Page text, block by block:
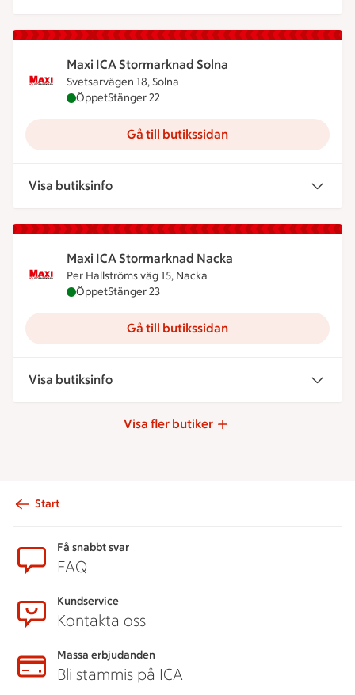
Maxi ICA Stormarknad Solna
Svetsarvägen 18, Solna
Maxi ICA Stormarknad Solna är öppen nu,
ÖppetStänger 22
Gå till butikssidan
Visa butiksinfo
Maxi ICA Stormarknad Nacka
Per Hallströms väg 15, Nacka
Maxi ICA Stormarknad Nacka är öppen nu,
ÖppetStänger 23
Gå till butikssidan
Visa butiksinfo
Visa fler butiker
Start
Få snabbt svar
FAQ
Kundservice
Kontakta oss
Massa erbjudanden
Bli stammis på ICA